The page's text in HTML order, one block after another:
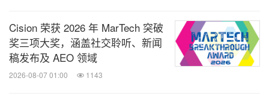
TOPAS NB 52、Kl überplex BEM 41-132以及
Klübersynth BR 46-32 F等润滑产品 ，也凭借其各
自的特性，在不同客户的特定丝杆及相关高精密传动
Cision 荣获 2026 年 MarTech 突破
奖三项大奖，涵盖社交聆听、新闻
稿发布及 AEO 领域
2026-08-07 01:00 1143